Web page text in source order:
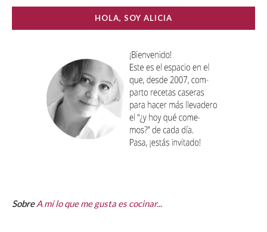
HOLA, SOY ALICIA
SobreA mí lo que me gusta es cocinar...